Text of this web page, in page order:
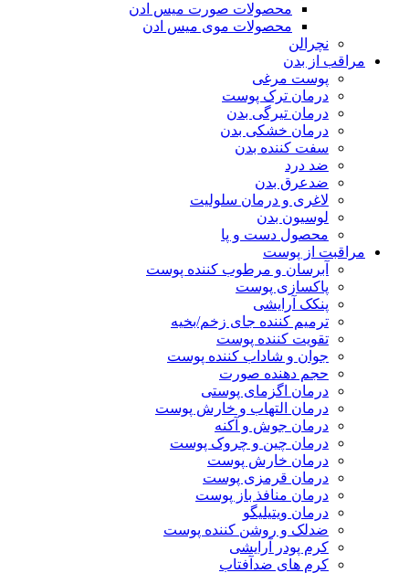
محصولات صورت میس ادن
محصولات موی میس ادن
نچرالن
مراقب از بدن
پوست مرغی
درمان ترک پوست
درمان تیرگی بدن
درمان خشکی بدن
سفت کننده بدن
ضد درد
ضدعرق بدن
لاغری و درمان سلولیت
لوسیون بدن
محصول دست و پا
مراقبت از پوست
آبرسان و مرطوب کننده پوست
پاکسازی پوست
پنکک آرایشی
ترمیم کننده جای زخم/بخیه
تقویت کننده پوست
جوان و شاداب کننده پوست
حجم دهنده صورت
درمان اگزمای پوستی
درمان التهاب و خارش پوست
درمان جوش و آکنه
درمان چین و چروک پوست
درمان خارش پوست
درمان قرمزی پوست
درمان منافذ باز پوست
درمان ویتیلیگو
ضدلک و روشن کننده پوست
کرم پودر آرایشی
کرم های ضدآفتاب